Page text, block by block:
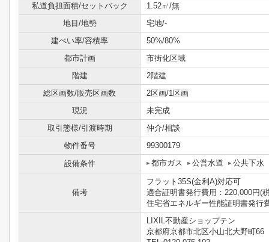
私道負担面積/セットバック
1.52㎡/無
地目/地勢
宅地/-
建ぺい率/容積率
50%/80%
都市計画
市街化区域
階建
2階建
総区画数/販売区画数
2区画/1区画
現況
未完成
取引態様/引渡時期
仲介/相談
物件番号
99300179
設備条件
都市ガス 公営水道 公共下水
備考
フラット35S(金利A)対応可
適合証明書発行費用：220,000円(
住宅省エネルギー性能証明書発行
LIXIL不動産ショップテン
京都府京都市北区小山北大野町66